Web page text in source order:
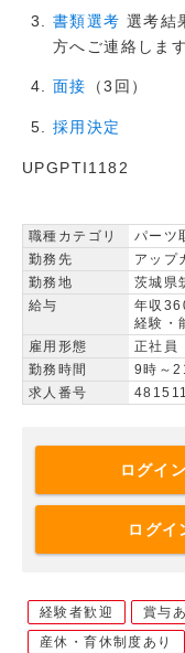
書類選考 選考結
方へご連絡します
面接 （3回）
採用決定
UPGPTI1182
職種カテゴリ
パーツ
勤務先
アップ
勤務地
茨城県
給与
年収
経験・
雇用形態
正社員
勤務時間
9時～
求人番号
481511
ログイ
ログイ
経験者歓迎 賞与
産休・育休制度あり